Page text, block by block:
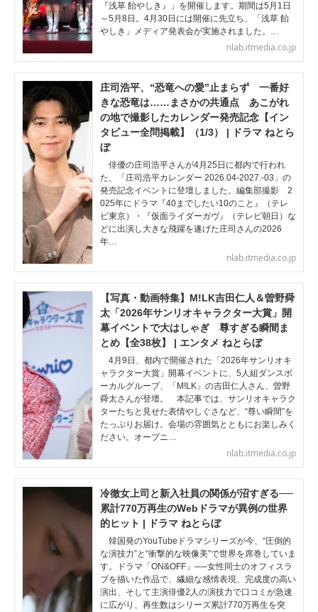
『浅草 飴やしき』」を開催します。期間は5月1日
～5月8日。4月30日には開催に先立ち、「浅草 飴
やしき」メディア発表会が実施されました。…
nlab.itmedia.co.jp
庄司浩平、“恐竜への愛”止まらず 一番好
きな恐竜は……まさかの共通点 あこがれ
の地で撮影したカレンダー発売記念【イン
タビュー全問掲載】（1/3） | ドラマ ねとら
ぼ
俳優の庄司浩平さんが4月25日に都内で行われ
た、「庄司浩平カレンダー 2026.04-2027.-03」の
発売記念イベントに登壇しました。編集部撮影 2
025年にドラマ『40までしたい10のこと』（テレ
ビ東京）・『仮面ライダーガヴ』（テレビ朝日）な
どに出演し大きな飛躍を遂げた庄司さんの2026
年…
nlab.itmedia.co.jp
【写真・動画特集】M!LK吉田仁人＆曽野舜
太「2026年サンリオキャラクター大賞」開
幕イベントで大はしゃぎ 尊すぎる瞬間ま
とめ【全38枚】 | エンタメ ねとらぼ
4月9日、都内で開催された「2026年サンリオキ
ャラクター大賞」開幕イベントに、5人組ダンスボ
ーカルグループ、「M!LK」の吉田仁人さん、曽野
舜太さんが登壇。 本記事では、サンリオキャラク
ターたちと見せた表情やしぐさなど、“尊い瞬間”を
たっぷりお届け。会場の雰囲気とともにお楽しみく
ださい。オープニ…
nlab.itmedia.co.jp
冷徹女上司と新入社員の関係が沼すぎる──
累計770万再生のWebドラマが異例の世界
的ヒット | ドラマ ねとらぼ
韓国発のYouTubeドラマシリーズが今、“圧倒的
な演技力”と“衝撃的な映像美”で世界を席巻していま
す。ドラマ「ON&OFF」──女性同士のオフィスラ
ブを描いた作品で、繊細な感情表現、完成度の高い
演出、そして主演俳優2人の演技力で口コミが急速
に広がり、再生数はシリーズ累計770万再生を突